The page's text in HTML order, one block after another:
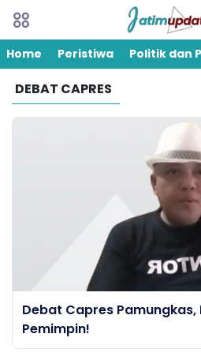
Home Peristiwa Politik dan
DEBAT CAPRES
Debat Capres Pamungkas,
Pemimpin!